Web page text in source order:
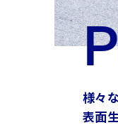
様々
表面